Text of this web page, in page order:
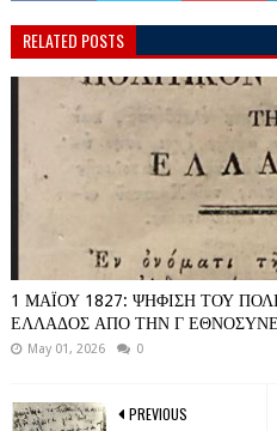
RELATED POSTS
1 ΜΑΪΟΥ 1827: ΨΗΦΙΣΗ ΤΟΥ
ΕΛΛΑΔΟΣ ΑΠΟ ΤΗΝ Γ
May 01, 2026 0
PREVIOUS